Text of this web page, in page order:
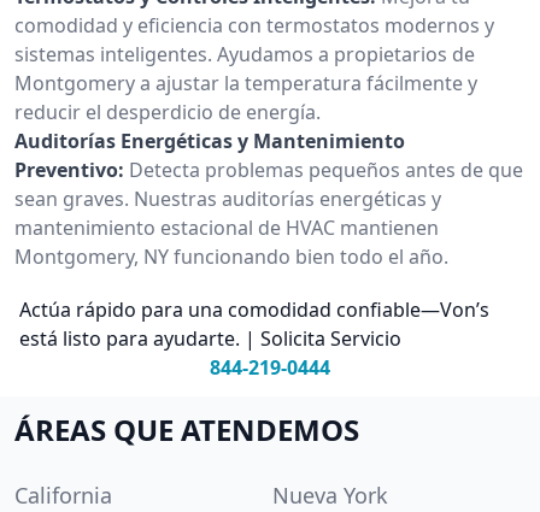
comodidad y eficiencia con termostatos modernos y
sistemas inteligentes. Ayudamos a propietarios de
Montgomery a ajustar la temperatura fácilmente y
reducir el desperdicio de energía.
Auditorías Energéticas y Mantenimiento
Preventivo: Detecta problemas pequeños antes de que
sean graves. Nuestras auditorías energéticas y
mantenimiento estacional de HVAC mantienen
Montgomery, NY funcionando bien todo el año.
Actúa rápido para una comodidad confiable—Von’s
está listo para ayudarte. | Solicita Servicio
844-219-0444
ÁREAS QUE ATENDEMOS
California
Nueva York